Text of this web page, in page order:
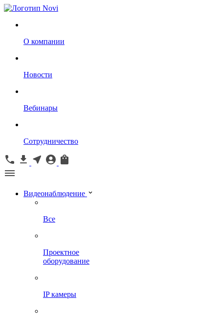
О компании
Новости
Вебинары
Сотрудничество
Видеонаблюдение
Все
Проектное
оборудование
IP камеры